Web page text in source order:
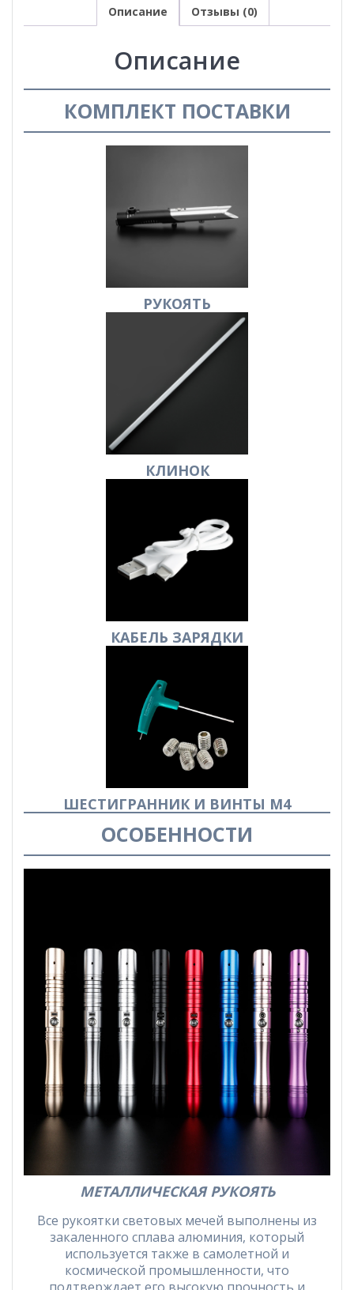
Описание Отзывы (0)
Описание
КОМПЛЕКТ ПОСТАВКИ
РУКОЯТЬ
КЛИНОК
КАБЕЛЬ ЗАРЯДКИ
ШЕСТИГРАННИК И ВИНТЫ М4
ОСОБЕННОСТИ
МЕТАЛЛИЧЕСКАЯ РУКОЯТЬ
Все рукоятки световых мечей выполнены из
закаленного сплава алюминия, который
используется также в самолетной и
космической промышленности, что